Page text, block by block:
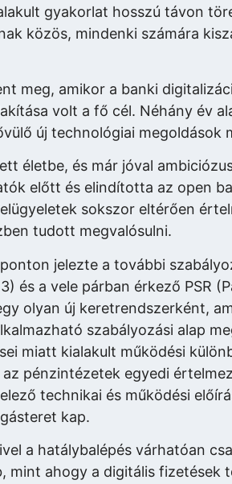
gyakorlat hosszú távon
közös, mindenki számára
meg, amikor a banki
volt a fő cél. Néhány év
új technológiai megoldások
életbe, és már jóval
előtt és elindította az open
sokszor eltérően
tudott megvalósulni.
jelezte a további
és a vele párban érkező PSR
olyan új keretrendszerként,
szabályozási alap
miatt kialakult működési
pénzintézetek egyedi
technikai és működési
kap.
a hatálybalépés várhatóan
mint ahogy a digitális fizetések